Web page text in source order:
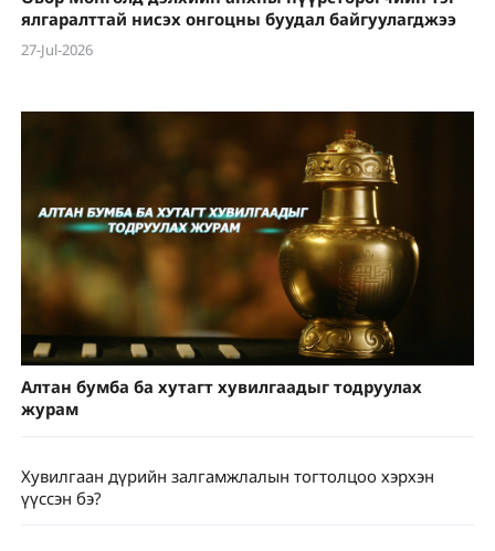
ялгаралттай нисэх онгоцны буудал байгуулагджээ
27-Jul-2026
Алтан бумба ба хутагт хувилгаадыг тодруулах
журам
Хувилгаан дүрийн залгамжлалын тогтолцоо хэрхэн
үүссэн бэ?